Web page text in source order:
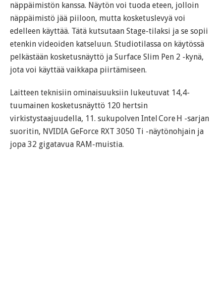
näppäimistön kanssa. Näytön voi tuoda eteen, jolloin
näppäimistö jää piiloon, mutta kosketuslevyä voi
edelleen käyttää. Tätä kutsutaan Stage-tilaksi ja se sopii
etenkin videoiden katseluun. Studiotilassa on käytössä
pelkästään kosketusnäyttö ja Surface Slim Pen 2 -kynä,
jota voi käyttää vaikkapa piirtämiseen.
Laitteen teknisiin ominaisuuksiin lukeutuvat 14,4-
tuumainen kosketusnäyttö 120 hertsin
virkistystaajuudella, 11. sukupolven Intel Core H -sarjan
suoritin, NVIDIA GeForce RXT 3050 Ti -näytönohjain ja
jopa 32 gigatavua RAM-muistia.